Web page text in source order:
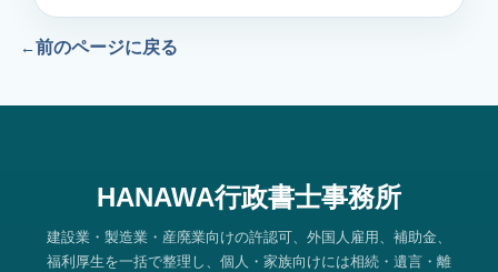
前のページに戻る
HANAWA行政書士事務所
建設業・製造業・産廃業向けの許認可、外国人雇用、補助金、
福利厚生を一括で整理し、個人・家族向けには相続・遺言・離